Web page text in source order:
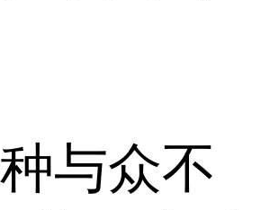
与众不